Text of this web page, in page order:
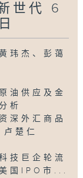
世代 6
玮杰、彭蔼
油供应及金
析
深外汇商品
楚仁
技巨企轮流
美国IPO市...